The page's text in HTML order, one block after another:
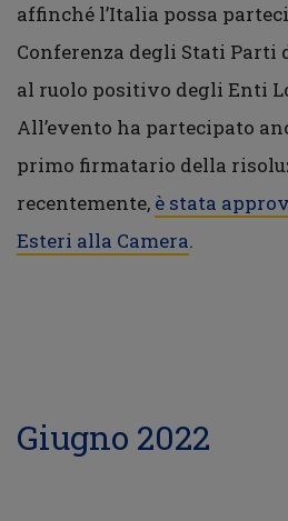
affinché l’Italia possa
Conferenza degli Stati Parti
al ruolo positivo degli Enti
All’evento ha partecipato
primo firmatario della
recentemente, è stata
Esteri alla Camera.
Giugno 2022